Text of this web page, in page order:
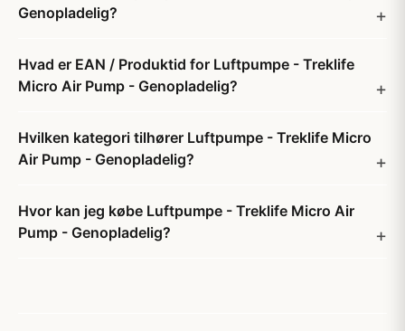
Genopladelig?
Hvad er EAN / Produktid for Luftpumpe - Treklife
Micro Air Pump - Genopladelig?
Hvilken kategori tilhører Luftpumpe - Treklife Micro
Air Pump - Genopladelig?
Hvor kan jeg købe Luftpumpe - Treklife Micro Air
Pump - Genopladelig?